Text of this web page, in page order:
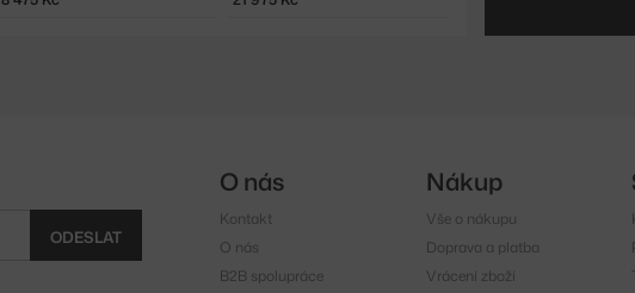
ODESLAT
O nás
Kontakt
O nás
B2B spolupráce
Nákup
Vše o nákupu
Doprava a platba
Vrácení zboží